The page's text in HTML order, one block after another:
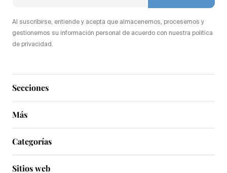
Secciones
Más
Al suscribirse, entiende y acepta que almacenemos, procesemos y
gestionemos su información personal de acuerdo con nuestra política
de privacidad.
Categorías
Sitios web